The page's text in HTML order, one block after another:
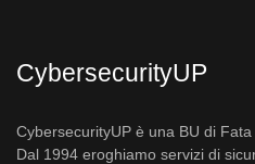
CybersecurityUP
CybersecurityUP è una BU di Fata
Dal 1994 eroghiamo servizi di